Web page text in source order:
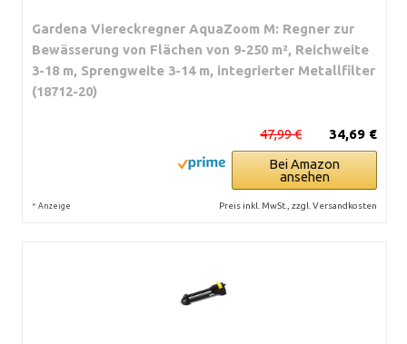
Gardena Viereckregner AquaZoom M: Regner zur
Bewässerung von Flächen von 9-250 m², Reichweite
3-18 m, Sprengweite 3-14 m, integrierter Metallfilter
(18712-20)
34,69 €
47,99 €
Bei Amazon
ansehen
* Anzeige Preis inkl. MwSt., zzgl. Versandkosten